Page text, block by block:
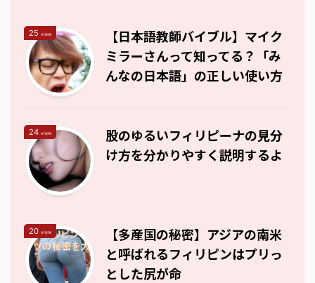
25 view
【日本語教師バイブル】マイク
ミラーさんって知ってる？「み
んなの日本語」の正しい使い方
24 view
股のゆるいフィリピーナの見分
け方を分かりやすく説明するよ
20 view
【多産国の秘密】アジアの南米
と呼ばれるフィリピンはプリっ
とした尻が命